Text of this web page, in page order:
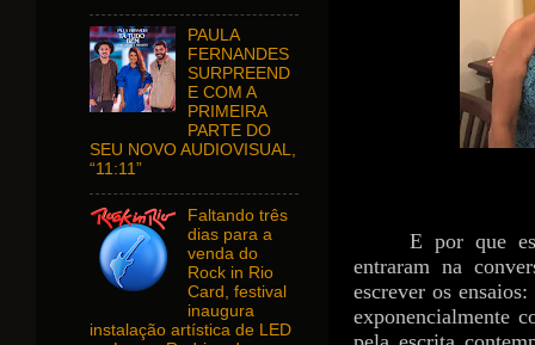
E por que
entraram na
escrever os
exponencialmente
PAULA
FERNANDES
SURPREEND
E COM A
PRIMEIRA
PARTE DO
SEU NOVO AUDIOVISUAL,
“11:11”
Faltando três
dias para a
venda do
Rock in Rio
Card, festival
inaugura
instalação artística de LED